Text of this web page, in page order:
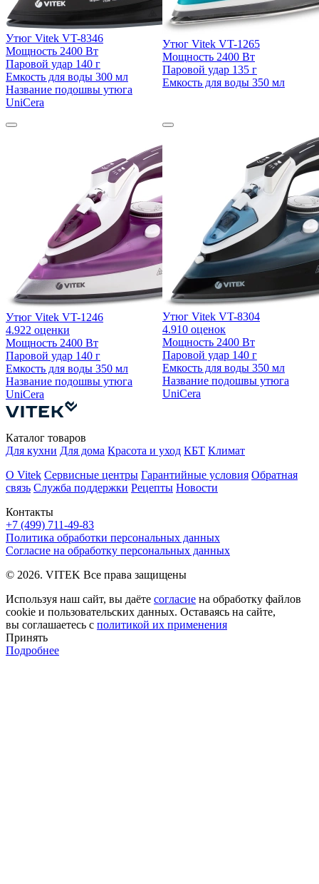
Утюг Vitek VT-8346
Мощность 2400 Вт
Паровой удар 140 г
Емкость для воды 300 мл
Название подошвы утюга
UniCera
Утюг Vitek VT-1265
Мощность 2400 Вт
Паровой удар 135 г
Емкость для воды 350 мл
Утюг Vitek VT-1246
4.922 оценки
Мощность 2400 Вт
Паровой удар 140 г
Емкость для воды 350 мл
Название подошвы утюга
UniCera
Утюг Vitek VT-8304
4.910 оценок
Мощность 2400 Вт
Паровой удар 140 г
Емкость для воды 350 мл
Название подошвы утюга
UniCera
Контакты
+7 (499) 711-49-83
Каталог товаров
Для кухни Для дома Красота и уход КБТ Климат
О Vitek Сервисные центры Гарантийные условия Обратная
связь Служба поддержки Рецепты Новости
Политика обработки персональных данных
Согласие на обработку персональных данных
© 2026. VITEK Все права защищены
Используя наш сайт, вы даёте согласие на обработку файлов
cookie и пользовательских данных. Оставаясь на сайте,
вы соглашаетесь с политикой их применения
Принять
Подробнее